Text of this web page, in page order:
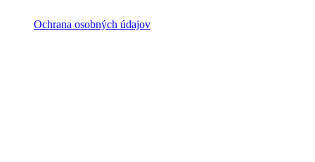
Ochrana osobných údajov